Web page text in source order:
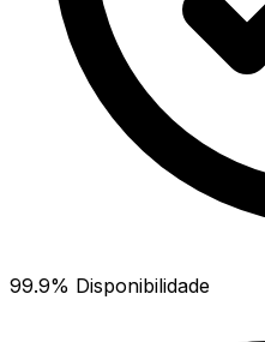
99.9% Disponibilidade